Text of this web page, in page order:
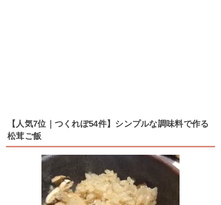
【人気7位｜つくれぽ54件】シンプルな調味料で作る
松茸ご飯